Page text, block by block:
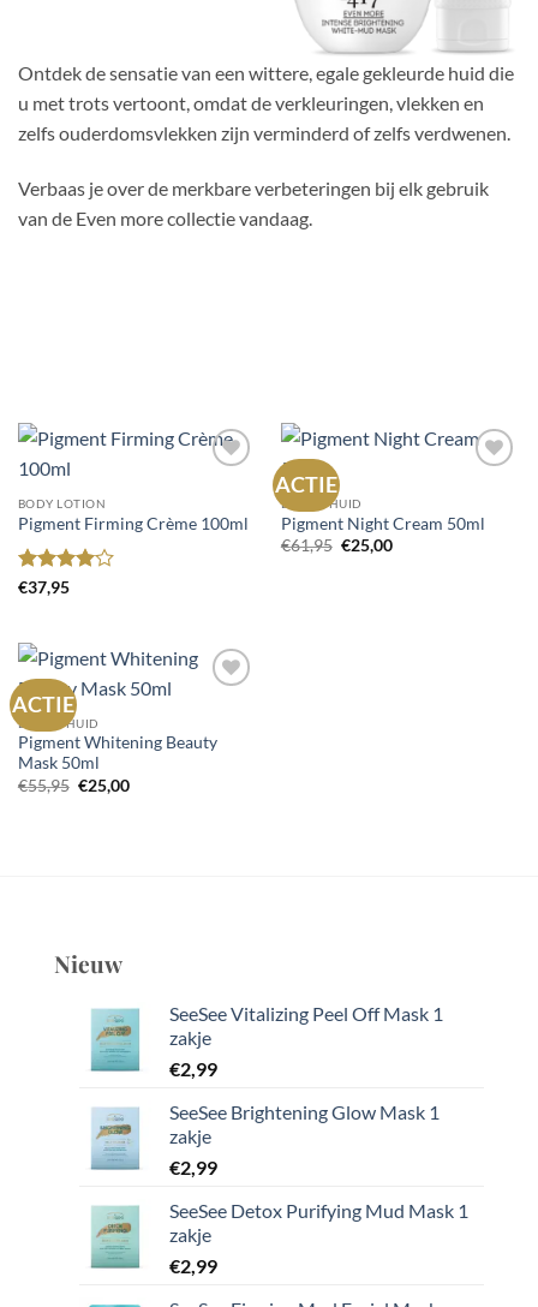
Ontdek de sensatie van een wittere, egale gekleurde huid die
u met trots vertoont, omdat de verkleuringen, vlekken en
zelfs ouderdomsvlekken zijn verminderd of zelfs verdwenen.
Verbaas je over de merkbare verbeteringen bij elk gebruik
van de Even more collectie vandaag.
wenslijst
BODY LOTION
Pigment Firming Crème 100ml
Gewaardeerd
€37,95
ACTIE
wenslijst
DROGE HUID
Pigment Night Cream 50ml
€61,95 Oorspronkelijke
prijs
€25,00Huidige
ACTIE
wenslijst
DROGE HUID
Pigment Whitening Beauty
Mask 50ml
€55,95 Oorspronkelijke
prijs
€25,00Huidige
Nieuw
SeeSee Vitalizing Peel Off Mask 1
zakje
€2,99
SeeSee Brightening Glow Mask 1
zakje
€2,99
SeeSee Detox Purifying Mud Mask 1
zakje
€2,99